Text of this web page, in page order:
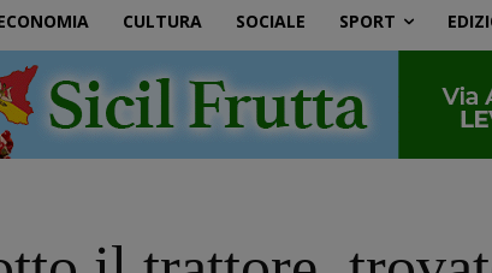
CULTURA SOCIALE SPORT